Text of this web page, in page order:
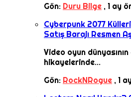
Gön: Duru Bilge , 1 ay
Cyberpunk 2077
Satış Barajı Resmen
Video oyun
hikayelerinde...
Gön: RockNRogue , 1